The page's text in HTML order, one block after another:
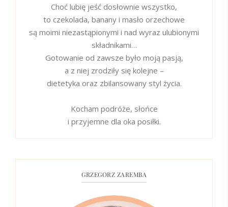
Choć lubię jeść dosłownie wszystko,
to czekolada, banany i masło orzechowe
są moimi niezastąpionymi i nad wyraz ulubionymi
składnikami…
Gotowanie od zawsze było moją pasją,
a z niej zrodziły się kolejne –
dietetyka oraz zbilansowany styl życia.
Kocham podróże, słońce
i przyjemne dla oka posiłki.
GRZEGORZ ZAREMBA